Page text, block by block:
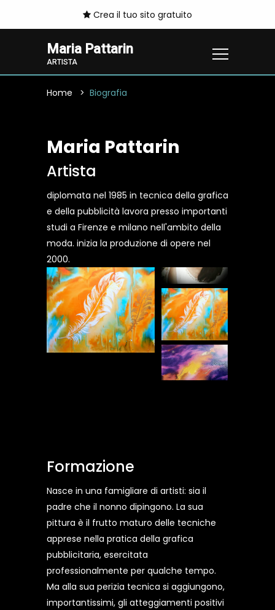
Crea il tuo sito gratuito
Maria Pattarin
ARTISTA
Home Biografia
Maria Pattarin
Artista
diplomata nel 1985 in tecnica della grafica
e della pubblicità lavora presso importanti
studi a Firenze e milano nell'ambito della
moda. inizia la produzione di opere nel
2000.
Formazione
Nasce in una famigliare di artisti: sia il
padre che il nonno dipingono. La sua
pittura è il frutto maturo delle tecniche
apprese nella pratica della grafica
pubblicitaria, esercitata
professionalmente per qualche tempo.
Ma alla sua perizia tecnica si aggiungono,
importantissimi, gli atteggiamenti positivi